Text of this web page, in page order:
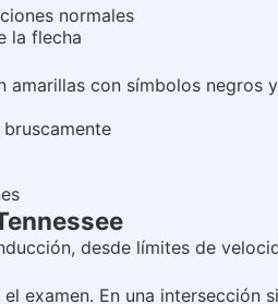
normales
la flecha
con símbolos
desde límites de
examen. En una